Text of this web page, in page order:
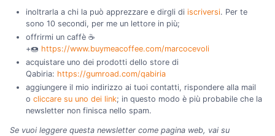
inoltrarla a chi la può apprezzare e dirgli di iscriversi. Per te
sono 10 secondi, per me un lettore in più;
offrirmi un caffè ☕
+🍩 https://www.buymeacoffee.com/marcocevoli
acquistare uno dei prodotti dello store di
Qabiria: https://gumroad.com/qabiria
aggiungere il mio indirizzo ai tuoi contatti, rispondere alla mail
o cliccare su uno dei link; in questo modo è più probabile che la
newsletter non finisca nello spam.
Se vuoi leggere questa newsletter come pagina web, vai su